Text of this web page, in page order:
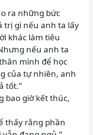
ra những bức
trị gì nếu anh ta lấy
khác làm tiêu
nếu anh ta
mình để học
của tự nhiên, anh
tốt.”
bao giờ kết thúc,
thấy rằng phần